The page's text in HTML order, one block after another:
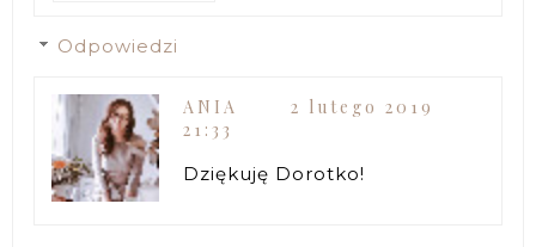
Odpowiedzi
ANIA
2 lutego 2019
21:33
Dziękuję Dorotko!